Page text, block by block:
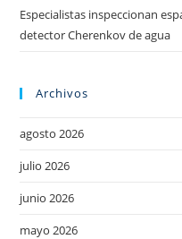
Especialistas inspeccionan
detector Cherenkov de agua
Archivos
agosto 2026
julio 2026
junio 2026
mayo 2026